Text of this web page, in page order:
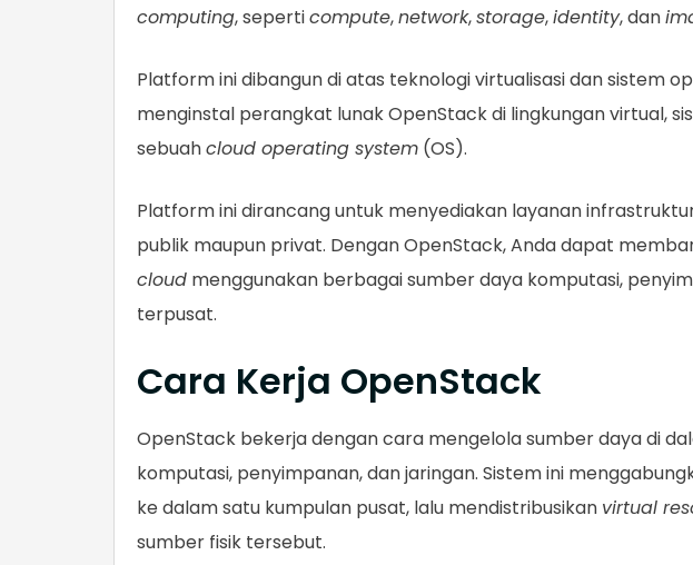
computing, seperticompute,network,storage,identity, dan
Platform ini dibangun di atas teknologi virtualisasi dan sistem
menginstal perangkat lunak OpenStack di lingkungan virtual,
sebuahcloud operating system (OS).
Platform ini dirancang untuk menyediakan layanan
publik maupun privat. Dengan OpenStack, Anda dapat
cloud menggunakan berbagai sumber daya komputasi,
terpusat.
Cara Kerja OpenStack
OpenStack bekerja dengan cara mengelola sumber daya di
komputasi, penyimpanan, dan jaringan. Sistem ini
ke dalam satu kumpulan pusat, lalu mendistribusikan virtual
sumber fisik tersebut.